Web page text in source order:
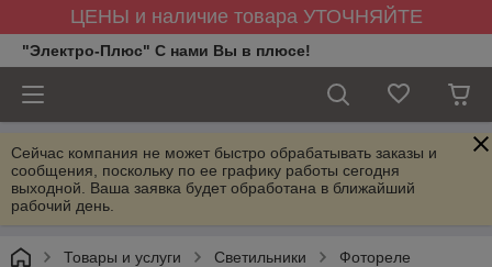
ЦЕНЫ и наличие товара УТОЧНЯЙТЕ
"Электро-Плюс" С нами Вы в плюсе!
Сейчас компания не может быстро обрабатывать заказы и
сообщения, поскольку по ее графику работы сегодня
выходной. Ваша заявка будет обработана в ближайший
рабочий день.
Товары и услуги Светильники Фотореле